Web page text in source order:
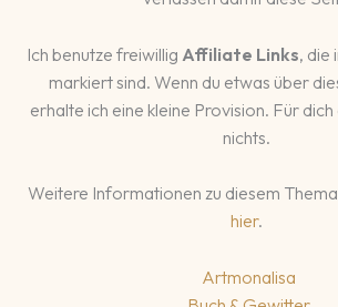
Ich benutze freiwillig Affiliate Links, die
markiert sind. Wenn du etwas über
erhalte ich eine kleine Provision. Für
nichts.
Weitere Informationen zu diesem
hier.
Artmonalisa